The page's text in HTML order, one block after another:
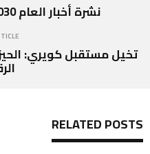
نشرة أخبار العام 2030 – القبلة هي اللقاح
تخيل مستقبل كويري:
RELATED POSTS